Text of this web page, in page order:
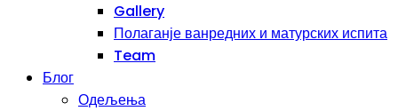
Gallery
Полаганје ванредних и матурских испита
Team
Блог
Одељења